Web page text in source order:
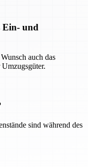
Ein- und
auch das
sind während des